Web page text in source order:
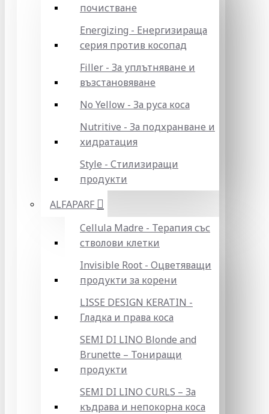
почистване
Energizing - Енергизираща
серия против косопад
Filler - За уплътняване и
възстановяване
No Yellow - За руса коса
Nutritive - За подхранване и
хидратация
Style - Стилизиращи
продукти
ALFAPARF
Cellula Madre - Терапия със
стволови клетки
Invisible Root - Оцветяващи
продукти за корени
LISSE DESIGN KERATIN -
Гладка и права коса
SEMI DI LINO Blonde and
Brunette – Тониращи
продукти
SEMI DI LINO CURLS – За
къдрава и непокорна коса